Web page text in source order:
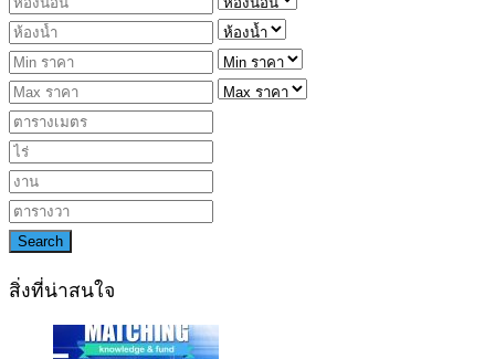
Search
สิ่งที่น่าสนใจ